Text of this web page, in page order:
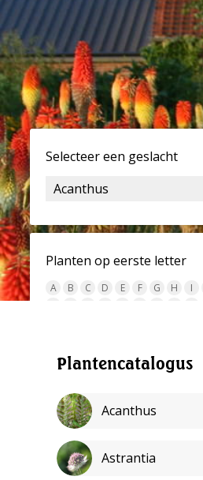
Selecteer een geslacht
Planten op eerste letter
A B C D E F G H I
Plantencatalogus
Acanthus
Astrantia